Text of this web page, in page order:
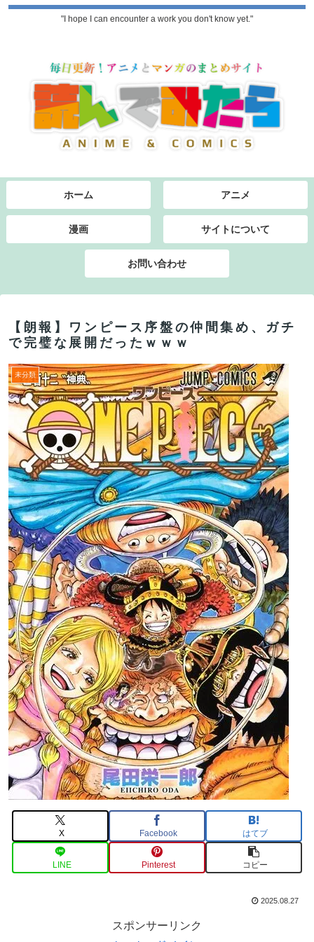
"I hope I can encounter a work you don't know yet."
ホーム アニメ
漫画 サイトについて
お問い合わせ
【朗報】ワンピース序盤の仲間集め、ガチ
で完璧な展開だったｗｗｗ
未分類
X Facebook はてブ
LINE Pinterest コピー
2025.08.27
スポンサーリンク